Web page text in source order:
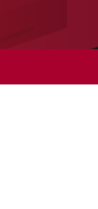
dan Main